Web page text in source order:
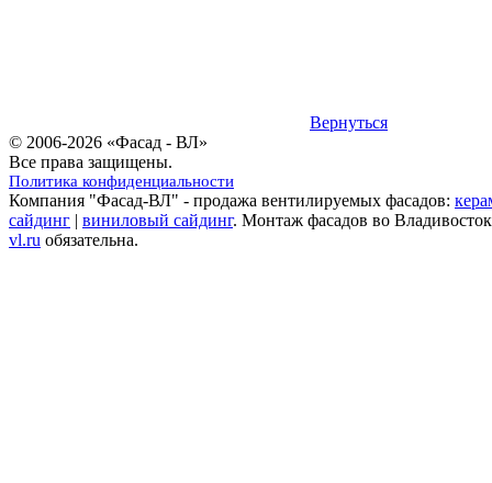
Вернуться
© 2006-2026 «Фасад - ВЛ»
Все права защищены.
Политика конфиденциальности
Компания "Фасад-ВЛ" - продажа вентилируемых фасадов:
сайдинг | виниловый сайдинг. Монтаж фасадов во
vl.ru обязательна.